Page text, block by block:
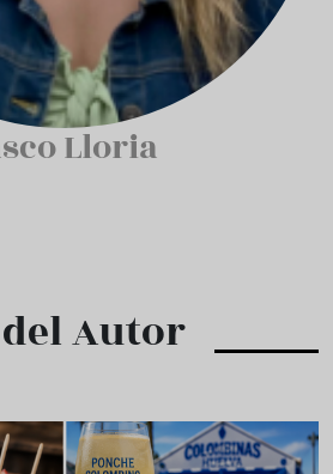
Lloria
Autor